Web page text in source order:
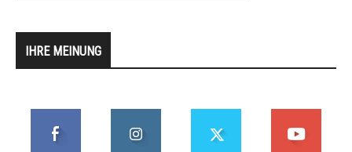
IHRE MEINUNG